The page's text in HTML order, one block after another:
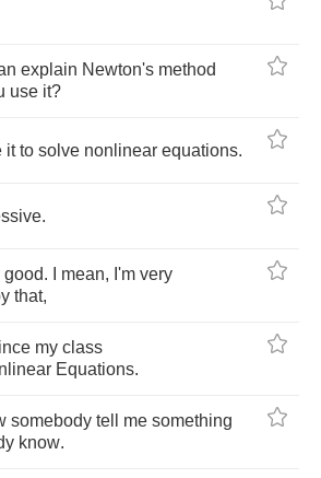
explain Newton's method
use it?
it to solve nonlinear equations.
.
good. mean, I'm very
that,
my class
Equations.
somebody tell me something
know.